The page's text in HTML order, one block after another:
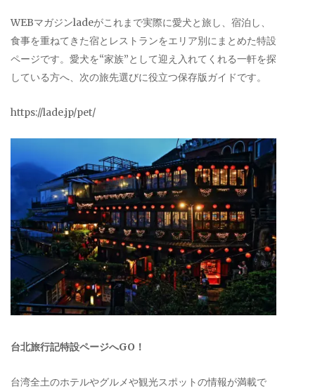
WEBマガジンladeがこれまで実際に愛犬と旅し、宿泊し、
食事を重ねてきた宿とレストランをエリア別にまとめた特設
ページです。愛犬を“家族”として迎え入れてくれる一軒を探
している方へ、次の旅先選びに役立つ保存版ガイドです。
https://lade.jp/pet/
台北旅行記特設ページへGO！
台湾全土のホテルやグルメや観光スポットの情報が満載で